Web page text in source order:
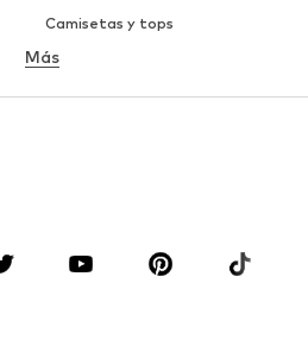
Camisetas y tops
Ropa interior
Blusas y camisas
Deporte
Más